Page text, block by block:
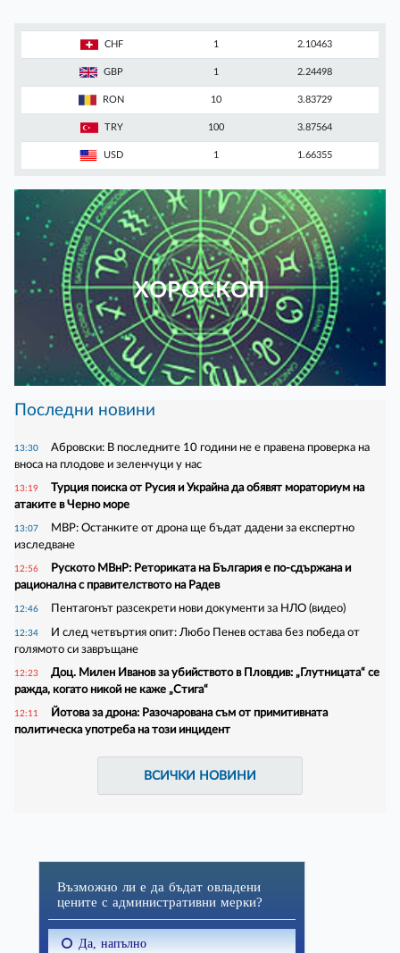
CHF 1 2.10463
GBP 1 2.24498
RON 10 3.83729
TRY 100 3.87564
USD 1 1.66355
ХОРОСКОП
Последни новини
13:30
Абровски: В последните 10 години не е правена проверка на
вноса на плодове и зеленчуци у нас
13:19
Турция поиска от Русия и Украйна да обявят мораториум на
атаките в Черно море
13:07
МВР: Останките от дрона ще бъдат дадени за експертно
изследване
12:56
Руското МВнР: Реториката на България е по-сдържана и
рационална с правителството на Радев
12:46 Пентагонът разсекрети нови документи за НЛО (видео)
12:34
И след четвъртия опит: Любо Пенев остава без победа от
голямото си завръщане
12:23
Доц. Милен Иванов за убийството в Пловдив: „Глутницата“ се
ражда, когато никой не каже „Стига“
12:11
Йотова за дрона: Разочарована съм от примитивната
политическа употреба на този инцидент
ВСИЧКИ НОВИНИ